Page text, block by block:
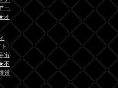
ー
オ
宙
不
貨